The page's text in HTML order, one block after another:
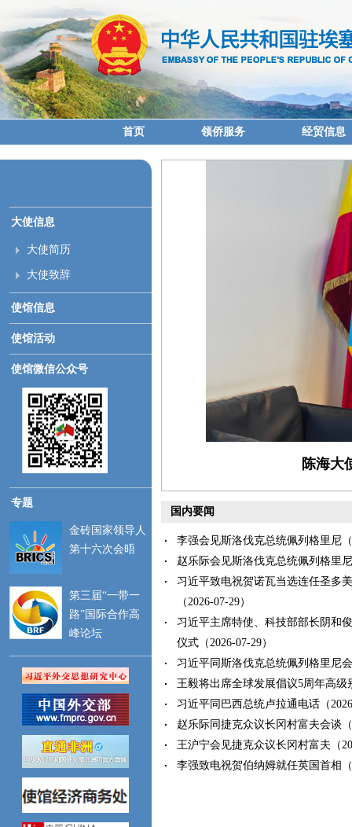
首页 领侨服务 经贸信息
大使信息
大使简历
大使致辞
使馆信息
使馆活动
使馆微信公众号
专题
金砖国家领导人
第十六次会晤
第三届“一带一
路”国际合作高
峰论坛
陈海大
国内要闻
李强会见斯洛伐克总统佩列格里尼
赵乐际会见斯洛伐克总统佩列格里
习近平致电祝贺诺瓦当选连任圣多
（2026-07-29）
习近平主席特使、科技部部长阴和
仪式（2026-07-29）
习近平同斯洛伐克总统佩列格里尼
王毅将出席全球发展倡议5周年高级
习近平同巴西总统卢拉通电话（
赵乐际同捷克众议长冈村富夫会谈
王沪宁会见捷克众议长冈村富夫（
李强致电祝贺伯纳姆就任英国首相